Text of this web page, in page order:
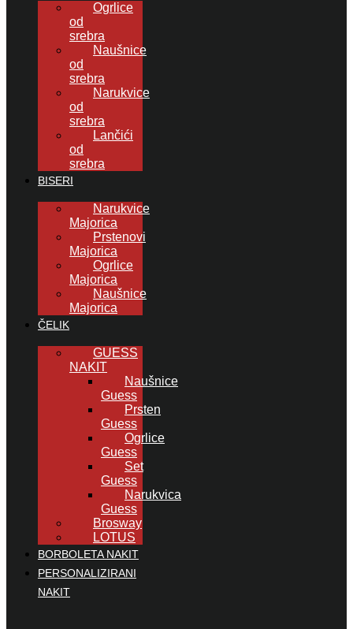
Ogrlice
od
srebra
Naušnice
od
srebra
Narukvice
od
srebra
Lančići
od
srebra
BISERI
Narukvice
Majorica
Prstenovi
Majorica
Ogrlice
Majorica
Naušnice
Majorica
ČELIK
GUESS
NAKIT
Naušnice
Guess
Prsten
Guess
Ogrlice
Guess
Set
Guess
Narukvica
Guess
Brosway
LOTUS
BORBOLETA NAKIT
PERSONALIZIRANI
NAKIT